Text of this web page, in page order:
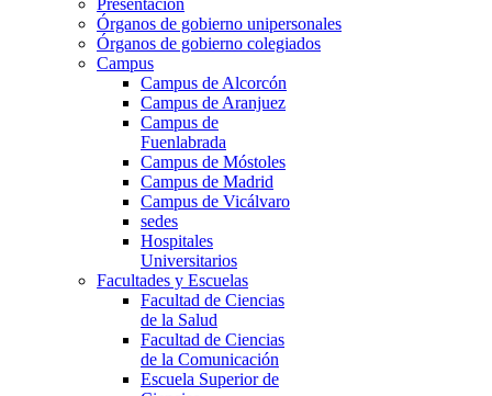
Presentación
Órganos de gobierno unipersonales
Órganos de gobierno colegiados
Campus
Campus de Alcorcón
Campus de Aranjuez
Campus de
Fuenlabrada
Campus de Móstoles
Campus de Madrid
Campus de Vicálvaro
sedes
Hospitales
Universitarios
Facultades y Escuelas
Facultad de Ciencias
de la Salud
Facultad de Ciencias
de la Comunicación
Escuela Superior de